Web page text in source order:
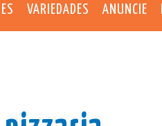
VARIEDADES ANUNCIE